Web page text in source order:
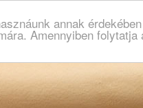
annak
Amennyiben